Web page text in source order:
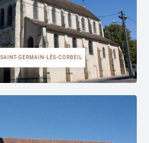
SAINT-GERMAIN-LÈS-CORBEIL